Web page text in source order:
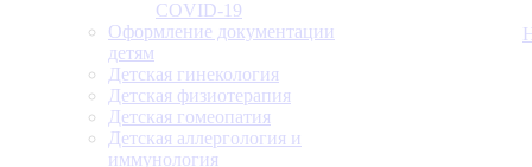
COVID-19
Оформление документации
детям
Детская гинекология
Детская физиотерапия
Детская гомеопатия
Детская аллергология и
иммунология